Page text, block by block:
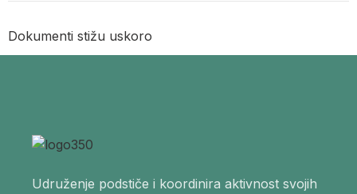
Dokumenti stižu uskoro
Udruženje podstiče i koordinira aktivnost svojih